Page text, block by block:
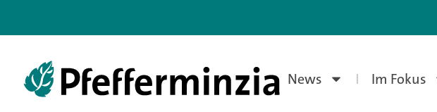
News Im Fokus